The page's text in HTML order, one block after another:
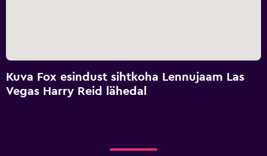
Kuva Fox esindust sihtkoha Lennujaam Las
Vegas Harry Reid lähedal